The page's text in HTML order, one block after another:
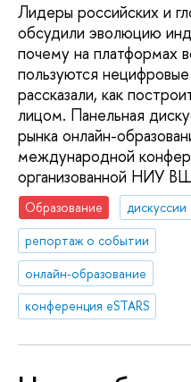
Лидеры российских и
обсудили эволюцию
почему на платформах
пользуются
рассказали, как
лицом. Панельная
рынка онлайн-
международной
организованной НИУ
Образование
дискуссии
репортаж о событии
онлайн-образование
конференция eSTARS